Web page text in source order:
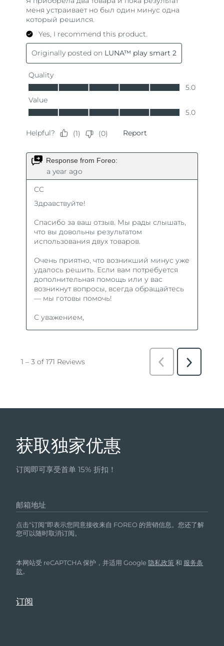
获取独家优惠
订阅即可享受首单 15% 折扣！
邮箱地址
点击“订阅”即表示您同意接收来自 FOREO 的营销信息。您还了解
您可以随时取消订阅。
本网站受 reCAPTCHA 保护，并适用 Google隐私政策 和 服务条
款。